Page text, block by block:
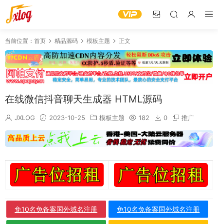
当前位置： 首页 精品源码 模板主题 正文
在线微信抖音聊天生成器 HTML源码
JXLOG 2023-10-25 模板主题 182 0 推广
免10名免备案国外域名注册 免10名免备案国外域名注册